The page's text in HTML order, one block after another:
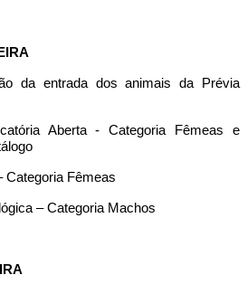
da entrada dos animais da Prévia
Aberta - Categoria Fêmeas e
Categoria Fêmeas
– Categoria Machos